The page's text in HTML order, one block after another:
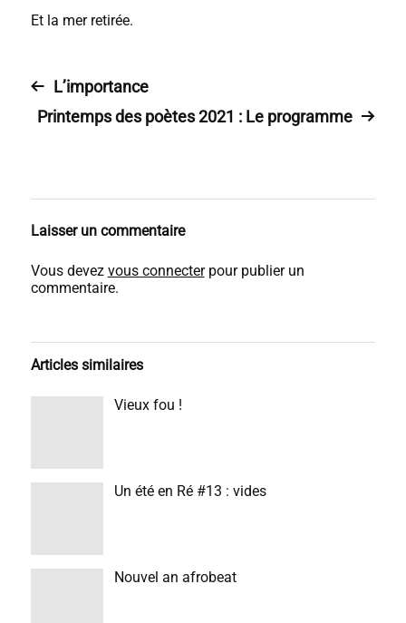
Et la mer retirée.
L’importance
Printemps des poètes 2021 : Le programme
Laisser un commentaire
Vous devez vous connecterpour publier un
commentaire.
Articles similaires
Vieux fou !
Un été en Ré #13 : vides
Nouvel an afrobeat